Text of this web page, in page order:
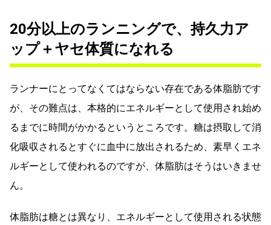
20分以上のランニングで、持久力ア
ップ＋ヤセ体質になれる
ランナーにとってなくてはならない存在である体脂肪です
が、その難点は、本格的にエネルギーとして使用され始め
るまでに時間がかかるというところです。糖は摂取して消
化吸収されるとすぐに血中に放出されるため、素早くエネ
ルギーとして使われるのですが、体脂肪はそうはいきませ
ん。
体脂肪は糖とは異なり、エネルギーとして使用される状態